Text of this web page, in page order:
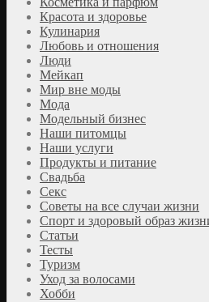
Красота и здоровье
Кулинария
Любовь и отношения
Люди
Мейкап
Мир вне моды
Мода
Модельный бизнес
Наши питомцы
Наши услуги
Продукты и питание
Свадьба
Секс
Советы на все случаи жизни
Спорт и здоровый образ
Статьи
Тесты
Туризм
Уход за волосами
Хобби